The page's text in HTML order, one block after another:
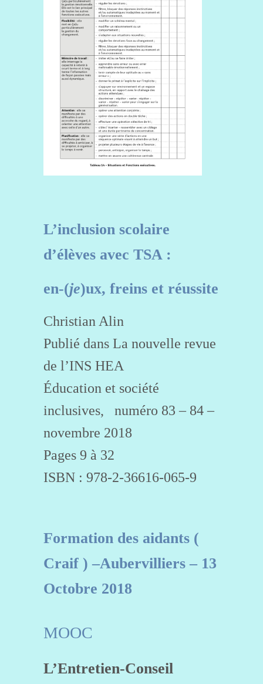
L’inclusion scolaire
d’élèves avec TSA :
en-(je)ux, freins et réussite
Christian Alin
Publié dans La nouvelle revue
de l’INS HEA
Éducation et société
inclusives, numéro 83 – 84 –
novembre 2018
Pages 9 à 32
ISBN : 978-2-36616-065-9
Formation des aidants (
Craif ) –Aubervilliers – 13
Octobre 2018
MOOC
L’Entretien-Conseil